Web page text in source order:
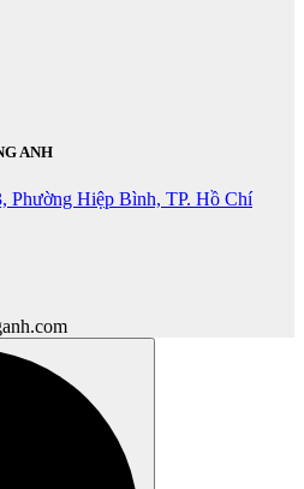
ANH
Phường Hiệp Bình, TP. Hồ Chí